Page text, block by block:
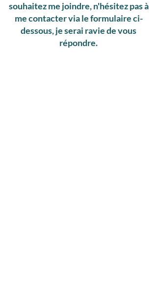
souhaitez me joindre, n'hésitez pas à
me contacter via le formulaire ci-
dessous, je serai ravie de vous
répondre.